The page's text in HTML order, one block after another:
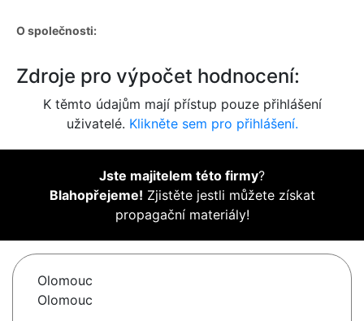
O společnosti:
Zdroje pro výpočet hodnocení:
K těmto údajům mají přístup pouze přihlášení
uživatelé. Klikněte sem pro přihlášení.
Jste majitelem této firmy?
Blahopřejeme! Zjistěte jestli můžete získat
propagační materiály!
Olomouc
Olomouc